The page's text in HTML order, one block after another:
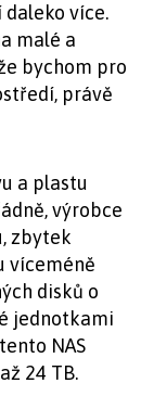
více.
malé a
bychom pro
právě
a plastu
výrobce
zbytek
víceméně
disků o
jednotkami
NAS
24 TB.